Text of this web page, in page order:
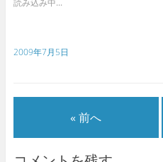
2009年7月5日
« 前へ